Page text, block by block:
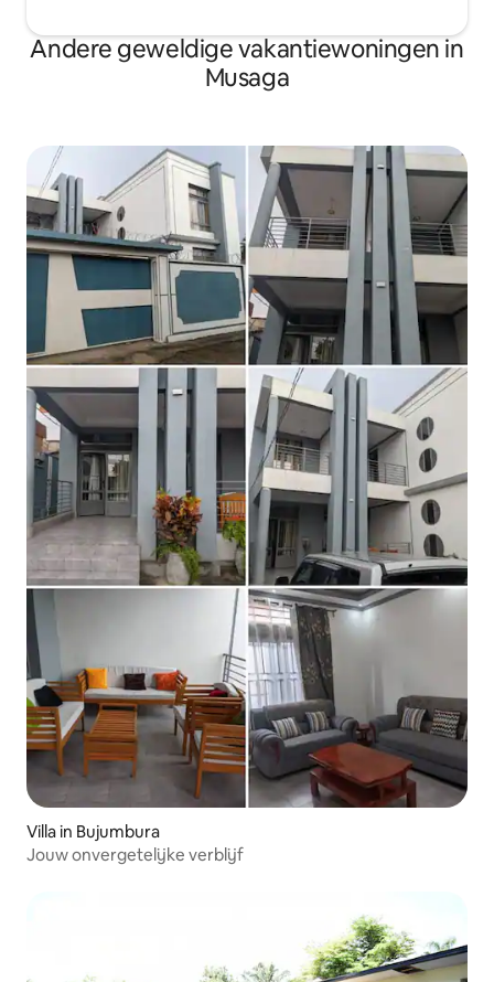
Andere geweldige vakantiewoningen in
Musaga
Villa in Bujumbura
Jouw onvergetelijke verblijf